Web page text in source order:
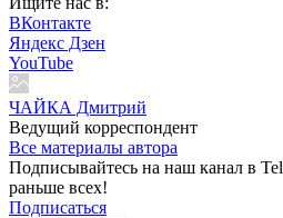
ВКонтакте
Яндекс Дзен
YouTube
ЧАЙКА Дмитрий
Ведущий корреспондент
Все материалы автора
Подписывайтесь на наш канал в
раньше всех!
Подписаться